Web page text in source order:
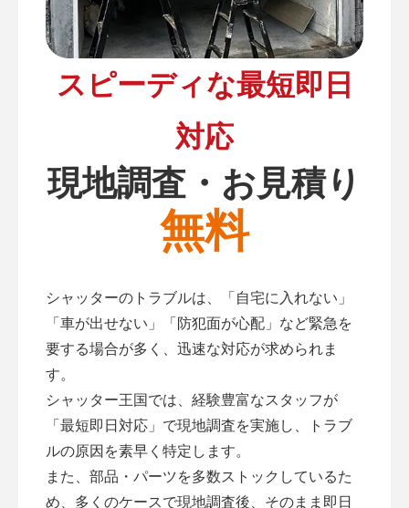
スピーディな最短即日
対応
現地調査・お見積り
無料
シャッターのトラブルは、「自宅に入れない」
「車が出せない」「防犯面が心配」など緊急を
要する場合が多く、迅速な対応が求められま
す。
シャッター王国では、経験豊富なスタッフが
「最短即日対応」で現地調査を実施し、トラブ
ルの原因を素早く特定します。
また、部品・パーツを多数ストックしているた
め、多くのケースで現地調査後、そのまま即日